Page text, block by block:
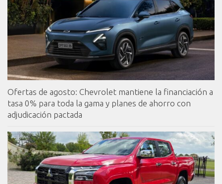
Ofertas de agosto: Chevrolet mantiene la financiación a
tasa 0% para toda la gama y planes de ahorro con
adjudicación pactada